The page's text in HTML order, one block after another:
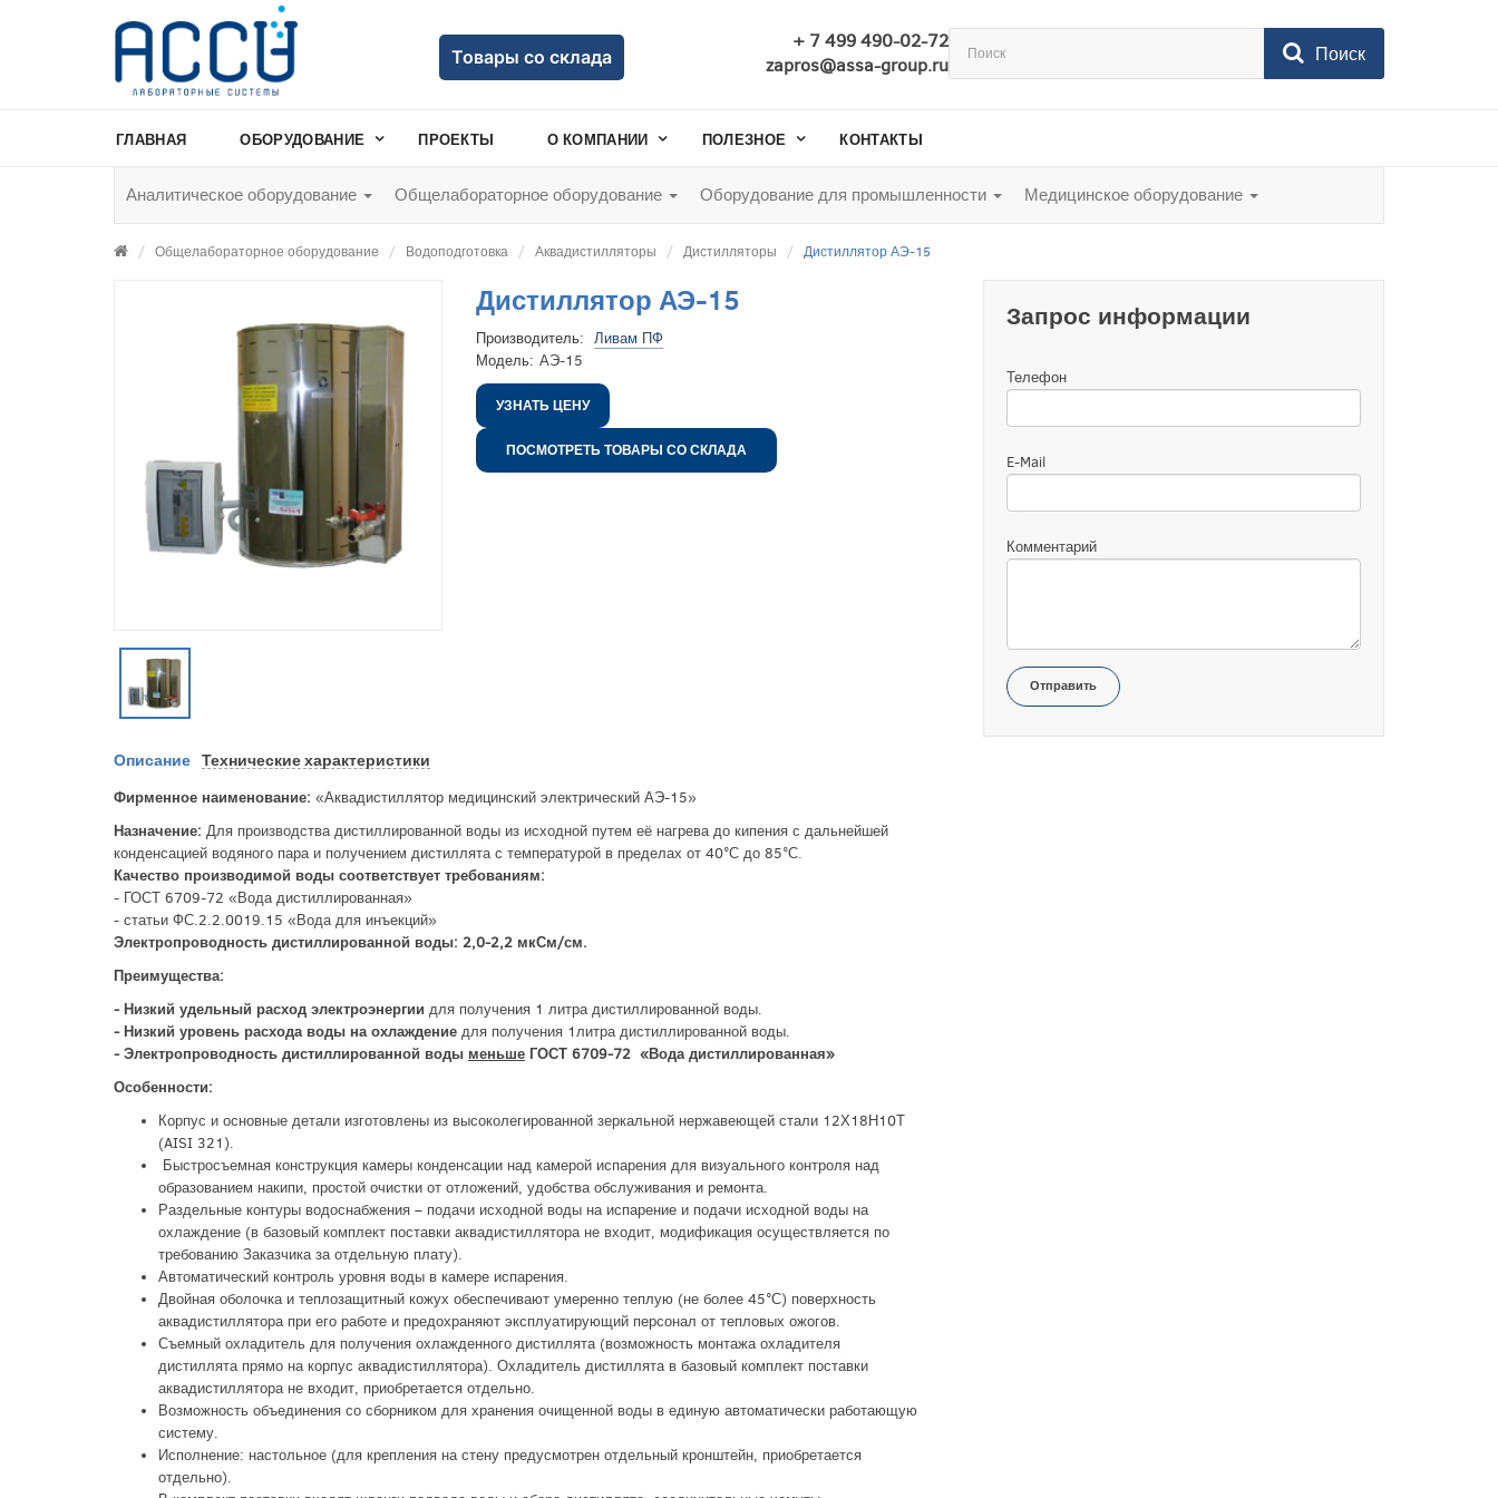
Товары со склада
+ 7 499 490-02-72
zapros@assa-group.ru
Поиск
ГЛАВНАЯ ОБОРУДОВАНИЕ ПРОЕКТЫ О КОМПАНИИ ПОЛЕЗНОЕ КОНТАКТЫ
Аналитическое оборудование Общелабораторное оборудование Оборудование для промышленности Медицинское оборудование
Общелабораторное оборудование Водоподготовка Аквадистилляторы Дистилляторы Дистиллятор АЭ-15
Дистиллятор АЭ-15
Производитель: Ливам ПФ
Модель: АЭ-15
УЗНАТЬ ЦЕНУ
ПОСМОТРЕТЬ ТОВАРЫ СО СКЛАДА
Описание Технические характеристики
Фирменное наименование: «Аквадистиллятор медицинский электрический АЭ-15»
Назначение: Для производства дистиллированной воды из исходной путем её нагрева до кипения с дальнейшей
конденсацией водяного пара и получением дистиллята с температурой в пределах от 40°С до 85°С.
Качество производимой воды соответствует требованиям:
- ГОСТ 6709-72 «Вода дистиллированная»
- статьи ФС.2.2.0019.15 «Вода для инъекций»
Электропроводность дистиллированной воды: 2,0-2,2 мкСм/см.
Преимущества:
- Низкий удельный расход электроэнергии для получения 1 литра дистиллированной воды.
- Низкий уровень расхода воды на охлаждение для получения 1литра дистиллированной воды.
- Электропроводность дистиллированной воды меньше ГОСТ 6709-72 «Вода дистиллированная»
Особенности:
Корпус и основные детали изготовлены из высоколегированной зеркальной нержавеющей стали 12Х18Н10Т
(AISI 321).
Быстросъемная конструкция камеры конденсации над камерой испарения для визуального контроля над
образованием накипи, простой очистки от отложений, удобства обслуживания и ремонта.
Раздельные контуры водоснабжения – подачи исходной воды на испарение и подачи исходной воды на
охлаждение (в базовый комплект поставки аквадистиллятора не входит, модификация осуществляется по
требованию Заказчика за отдельную плату).
Автоматический контроль уровня воды в камере испарения.
Двойная оболочка и теплозащитный кожух обеспечивают умеренно теплую (не более 45°С) поверхность
аквадистиллятора при его работе и предохраняют эксплуатирующий персонал от тепловых ожогов.
Съемный охладитель для получения охлажденного дистиллята (возможность монтажа охладителя
дистиллята прямо на корпус аквадистиллятора). Охладитель дистиллята в базовый комплект поставки
аквадистиллятора не входит, приобретается отдельно.
Возможность объединения со сборником для хранения очищенной воды в единую автоматически работающую
систему.
Исполнение: настольное (для крепления на стену предусмотрен отдельный кронштейн, приобретается
отдельно).
Запрос информации
Телефон
E-Mail
Комментарий
Отправить